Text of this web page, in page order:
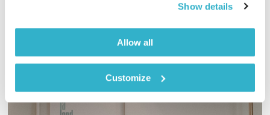
Show details
Allow all
Customize